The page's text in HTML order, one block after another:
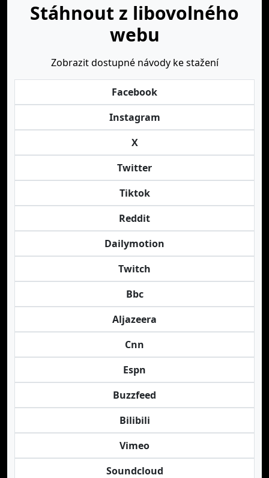
Stáhnout z libovolného
webu
Zobrazit dostupné návody ke stažení
Facebook
Instagram
X
Twitter
Tiktok
Reddit
Dailymotion
Twitch
Bbc
Aljazeera
Cnn
Espn
Buzzfeed
Bilibili
Vimeo
Soundcloud